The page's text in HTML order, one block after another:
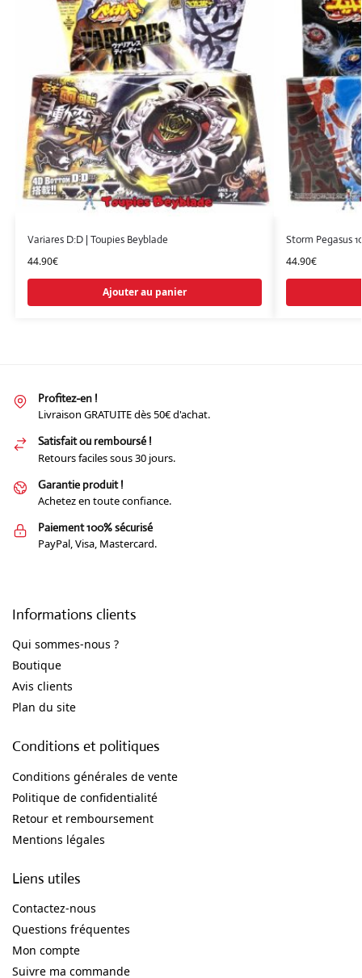
Variares D:D | Toupies Beyblade
44.90€
Ajouter au panier
Storm Pegasus
44.90€
Profitez-en !
Livraison GRATUITE dès 50€ d'achat.
Satisfait ou remboursé !
Retours faciles sous 30 jours.
Garantie produit !
Achetez en toute confiance.
Paiement 100% sécurisé
PayPal, Visa, Mastercard.
Informations clients
Qui sommes-nous ?
Boutique
Avis clients
Plan du site
Conditions et politiques
Conditions générales de vente
Politique de confidentialité
Retour et remboursement
Mentions légales
Liens utiles
Contactez-nous
Questions fréquentes
Mon compte
Suivre ma commande